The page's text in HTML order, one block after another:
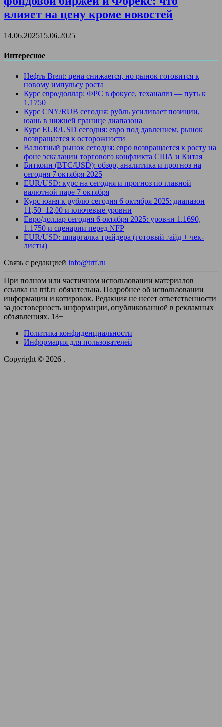
влияет на цену кроме новостей
14.06.202515.06.2025
Интересное
Нефть Brent: цена снижается, но рынок готовится к
новому импульсу роста
Курс евро/доллар: ФРС в фокусе, теханализ — путь к
1,1750
Курс CNY/RUB сегодня: рубль усиливает позиции,
юань в нижней границе диапазона
Курс EUR/USD сегодня: евро под давлением, рынок
возвращается к осторожности
Валютный рынок сегодня: евро возвращается к росту на
фоне эскалации торгового конфликта США и Китая
Биткоин (BTC/USD): обзор, аналитика и прогноз на
сегодня 7 октября 2025
EUR/USD: курс на сегодня и прогноз по главной
валютной паре 7 октября
Курс юаня к рублю сегодня 6 октября 2025: диапазон
11,50–12,00 и ключевые уровни
Евро/доллар сегодня 6 октября 2025: уровни 1.1690,
1.1750 и сценарии перед NFP
EUR/USD: шпаргалка трейдера (готовый гайд + чек-
листы)
Связь с редакцией info@trtf.ru
При полном или частичном использовании материалов
ссылка на trtf.ru обязательна. Подробнее об использовании
информации и котировок. Редакция не несет ответственности
за достоверность информации, опубликованной в рекламных
объявлениях. 18+
Политика конфиденциальности
Информация для пользователей
Copyright © 2026 .